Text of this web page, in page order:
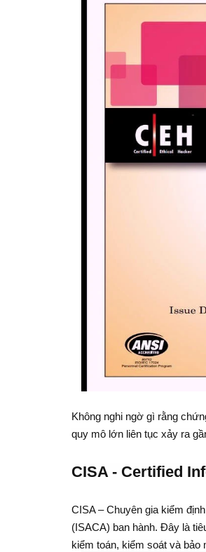
Không nghi ngờ gì rằng
quy mô lớn liên tục xảy ra
CISA - Certified
CISA – Chuyên gia kiểm
(ISACA) ban hành. Đây là
kiểm toán, kiểm soát và bảo